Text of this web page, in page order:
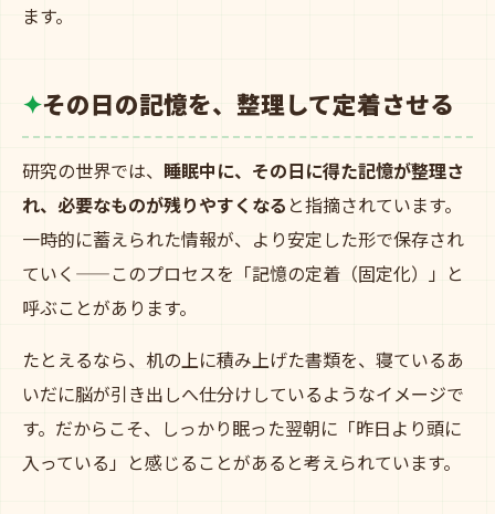
ます。
その日の記憶を、整理して定着させる
研究の世界では、 睡眠中に、その日に得た記憶が整理さ
れ、必要なものが残りやすくなる と指摘されています。
一時的に蓄えられた情報が、より安定した形で保存され
ていく——このプロセスを「記憶の定着（固定化）」と
呼ぶことがあります。
たとえるなら、机の上に積み上げた書類を、寝ているあ
いだに脳が引き出しへ仕分けしているようなイメージで
す。だからこそ、しっかり眠った翌朝に「昨日より頭に
入っている」と感じることがあると考えられています。